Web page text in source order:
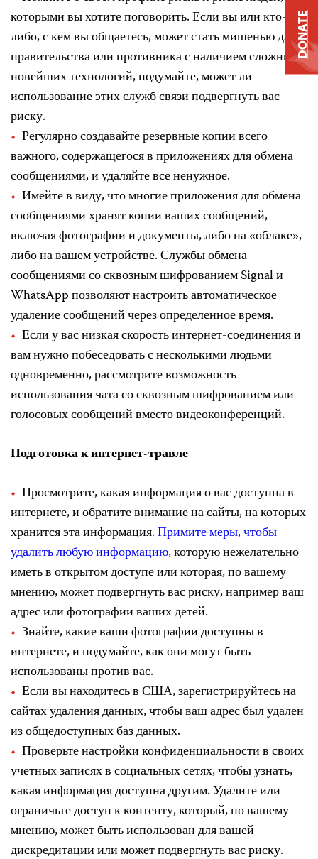
которыми вы хотите поговорить. Если вы или кто-
либо, с кем вы общаетесь, может стать мишенью для
правительства или противника с наличием сложных
новейших технологий, подумайте, может ли
использование этих служб связи подвергнуть вас
риску.
Регулярно создавайте резервные копии всего
важного, содержащегося в приложениях для обмена
сообщениями, и удаляйте все ненужное.
Имейте в виду, что многие приложения для обмена
сообщениями хранят копии ваших сообщений,
включая фотографии и документы, либо на «облаке»,
либо на вашем устройстве. Службы обмена
сообщениями со сквозным шифрованием Signal и
WhatsApp позволяют настроить автоматическое
удаление сообщений через определенное время.
Если у вас низкая скорость интернет-соединения и
вам нужно побеседовать с несколькими людьми
одновременно, рассмотрите возможность
использования чата со сквозным шифрованием или
голосовых сообщений вместо видеоконференций.
Подготовка к интернет-травле
Просмотрите, какая информация о вас доступна в
интернете, и обратите внимание на сайты, на которых
хранится эта информация.Примите меры, чтобы
удалить любую информацию,которую нежелательно
иметь в открытом доступе или которая, по вашему
мнению, может подвергнуть вас риску, например ваш
адрес или фотографии ваших детей.
Знайте, какие ваши фотографии доступны в
интернете, и подумайте, как они могут быть
использованы против вас.
Если вы находитесь в США, зарегистрируйтесь на
сайтах удаления данных, чтобы ваш адрес был удален
из общедоступных баз данных.
Проверьте настройки конфиденциальности в своих
учетных записях в социальных сетях, чтобы узнать,
какая информация доступна другим. Удалите или
ограничьте доступ к контенту, который, по вашему
мнению, может быть использован для вашей
дискредитации или может подвергнуть вас риску.
DONATE